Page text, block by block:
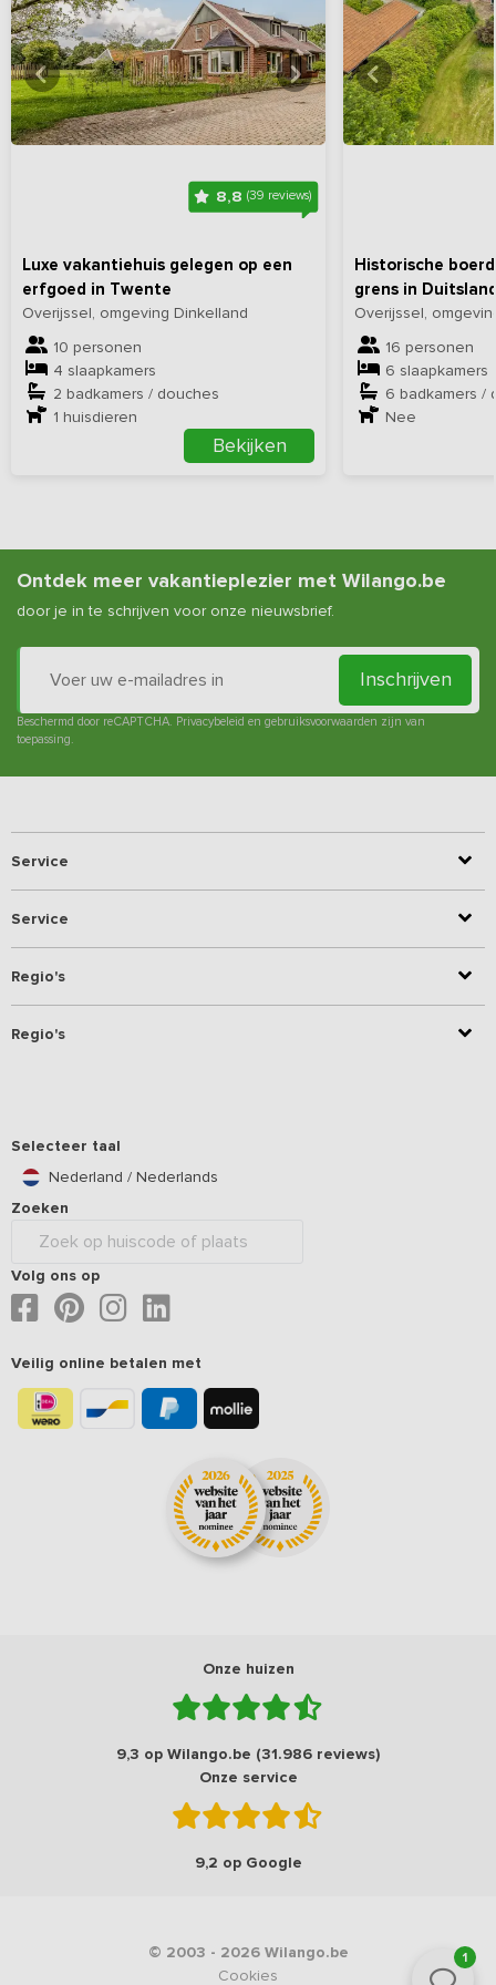
1
8,8 (39 reviews)
Luxe vakantiehuis gelegen op een
erfgoed in Twente
Overijssel, omgeving Dinkelland
10 personen
4 slaapkamers
2 badkamers / douches
1 huisdieren
Bekijken
Bekijkhieralle foto's
Historische
grens in
Overijssel,
16 personen
6 slaapkamers
6 badkamers /
Nee
Bekijk
Ontdek meer vakantieplezier met Wilango.be
door je in te schrijven voor onze nieuwsbrief.
Inschrijven
Beschermd door reCAPTCHA. Privacybeleid en gebruiksvoorwaarden zijn van
toepassing.
Service
Service
Regio's
Regio's
Selecteer taal
Nederland / Nederlands
Zoeken
Volg ons op
Veilig online betalen met
Onze huizen
9,3 op Wilango.be (31.986 reviews)
Onze service
9,2 op Google
© 2003 - 2026 Wilango.be
Cookies